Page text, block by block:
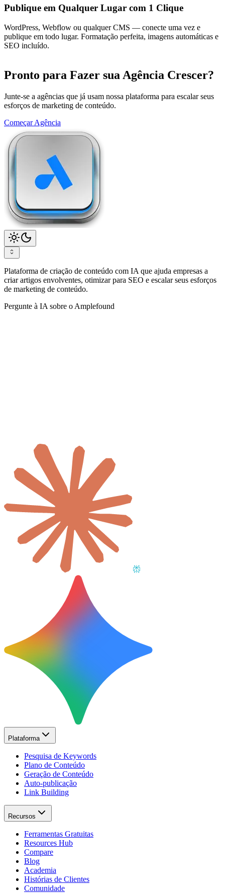
Publique em Qualquer Lugar com 1 Clique
WordPress, Webflow ou qualquer CMS — conecte uma vez e
publique em todo lugar. Formatação perfeita, imagens automáticas e
SEO incluído.
Pronto para Fazer sua Agência Crescer?
Junte-se a agências que já usam nossa plataforma para escalar seus
esforços de marketing de conteúdo.
Começar Agência
Plataforma de criação de conteúdo com IA que ajuda empresas a
criar artigos envolventes, otimizar para SEO e escalar seus esforços
de marketing de conteúdo.
Pergunte à IA sobre o Amplefound
Plataforma
Pesquisa de Keywords
Plano de Conteúdo
Geração de Conteúdo
Auto-publicação
Link Building
Recursos
Ferramentas Gratuitas
Resources Hub
Compare
Blog
Academia
Histórias de Clientes
Comunidade